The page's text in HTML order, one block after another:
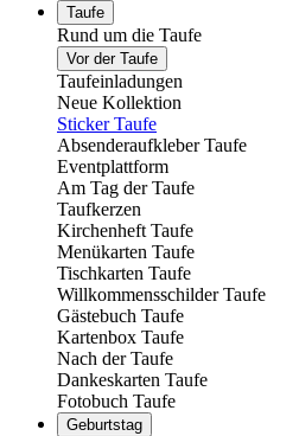
Taufe
Rund um die Taufe
Vor der Taufe
Taufeinladungen
Neue Kollektion
Sticker Taufe
Absenderaufkleber Taufe
Eventplattform
Am Tag der Taufe
Taufkerzen
Kirchenheft Taufe
Menükarten Taufe
Tischkarten Taufe
Willkommensschilder Taufe
Gästebuch Taufe
Kartenbox Taufe
Nach der Taufe
Dankeskarten Taufe
Fotobuch Taufe
Geburtstag